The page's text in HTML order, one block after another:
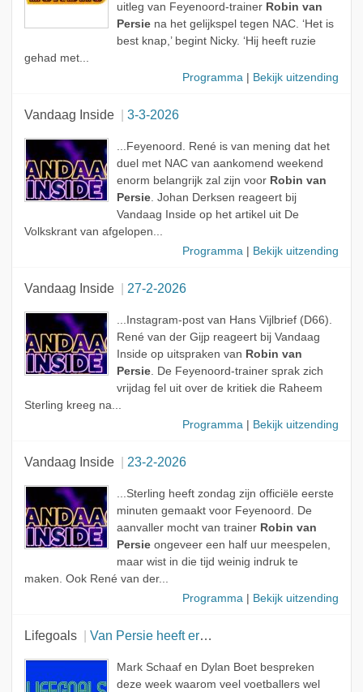
uitleg van Feyenoord-trainer Robin van
Persiena het gelijkspel tegen NAC. ‘Het is
best knap,’ begint Nicky. ‘Hij heeft ruzie
gehad met...
Programma
Bekijk uitzending
Vandaag Inside 3-3-2026
...Feyenoord. René is van mening dat het
duel met NAC van aankomend weekend
enorm belangrijk zal zijn voor Robin van
Persie. Johan Derksen reageert bij
Vandaag Inside op het artikel uit De
Volkskrant van afgelopen...
Programma
Bekijk uitzending
Vandaag Inside 27-2-2026
...Instagram-post van Hans Vijlbrief (D66).
René van der Gijp reageert bij Vandaag
Inside op uitspraken van Robin van
Persie. De Feyenoord-trainer sprak zich
vrijdag fel uit over de kritiek die Raheem
Sterling kreeg na...
Programma
Bekijk uitzending
Vandaag Inside 23-2-2026
...Sterling heeft zondag zijn officiële eerste
minuten gemaakt voor Feyenoord. De
aanvaller mocht van trainer Robin van
Persieongeveer een half uur meespelen,
maar wist in die tijd weinig indruk te
maken. Ook René van der...
Programma
Bekijk uitzending
Lifegoals Van Persie heeft er gewoon een zooi van gemaakt!
Mark Schaaf en Dylan Boet bespreken
deze week waarom veel voetballers wel